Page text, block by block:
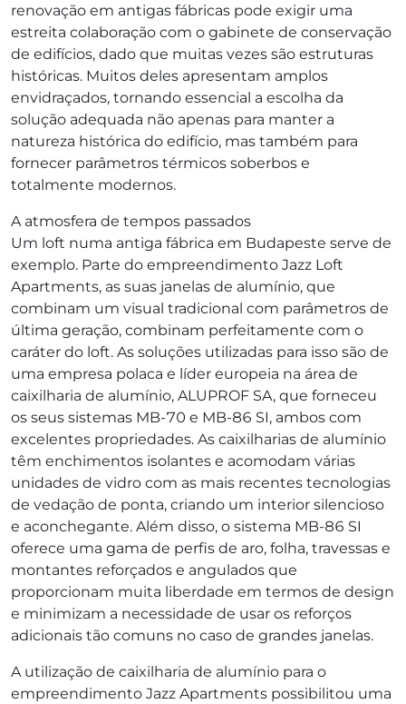
renovação em antigas fábricas pode exigir uma
estreita colaboração com o gabinete de conservação
de edifícios, dado que muitas vezes são estruturas
históricas. Muitos deles apresentam amplos
envidraçados, tornando essencial a escolha da
solução adequada não apenas para manter a
natureza histórica do edifício, mas também para
fornecer parâmetros térmicos soberbos e
totalmente modernos.
A atmosfera de tempos passados
Um loft numa antiga fábrica em Budapeste serve de
exemplo. Parte do empreendimento Jazz Loft
Apartments, as suas janelas de alumínio, que
combinam um visual tradicional com parâmetros de
última geração, combinam perfeitamente com o
caráter do loft. As soluções utilizadas para isso são de
uma empresa polaca e líder europeia na área de
caixilharia de alumínio, ALUPROF SA, que forneceu
os seus sistemas MB-70 e MB-86 SI, ambos com
excelentes propriedades. As caixilharias de alumínio
têm enchimentos isolantes e acomodam várias
unidades de vidro com as mais recentes tecnologias
de vedação de ponta, criando um interior silencioso
e aconchegante. Além disso, o sistema MB-86 SI
oferece uma gama de perfis de aro, folha, travessas e
montantes reforçados e angulados que
proporcionam muita liberdade em termos de design
e minimizam a necessidade de usar os reforços
adicionais tão comuns no caso de grandes janelas.
A utilização de caixilharia de alumínio para o
empreendimento Jazz Apartments possibilitou uma